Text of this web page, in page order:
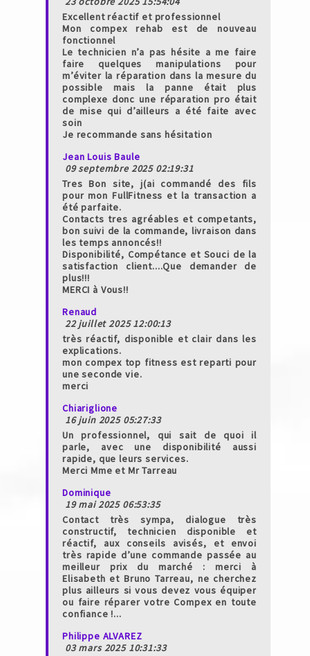
Excellent réactif et professionnel
Mon compex rehab est de nouveau
fonctionnel
Le technicien n’a pas hésite a me faire
faire quelques manipulations pour
m’éviter la réparation dans la mesure du
possible mais la panne était plus
complexe donc une réparation pro était
de mise qui d’ailleurs a été faite avec
soin
Je recommande sans hésitation
Jean Louis Baule
09 septembre 2025 02:19:31
Tres Bon site, j(ai commandé des fils
pour mon FullFitness et la transaction a
été parfaite.
Contacts tres agréables et competants,
bon suivi de la commande, livraison dans
les temps annoncés!!
Disponibilité, Compétance et Souci de la
satisfaction client....Que demander de
plus!!!
MERCI à Vous!!
Renaud
22 juillet 2025 12:00:13
très réactif, disponible et clair dans les
explications.
mon compex top fitness est reparti pour
une seconde vie.
merci
Chiariglione
16 juin 2025 05:27:33
Un professionnel, qui sait de quoi il
parle, avec une disponibilité aussi
rapide, que leurs services.
Merci Mme et Mr Tarreau
Dominique
19 mai 2025 06:53:35
Contact très sympa, dialogue très
constructif, technicien disponible et
réactif, aux conseils avisés, et envoi
très rapide d’une commande passée au
meilleur prix du marché : merci à
Elisabeth et Bruno Tarreau, ne cherchez
plus ailleurs si vous devez vous équiper
ou faire réparer votre Compex en toute
confiance !...
Philippe ALVAREZ
03 mars 2025 10:31:33